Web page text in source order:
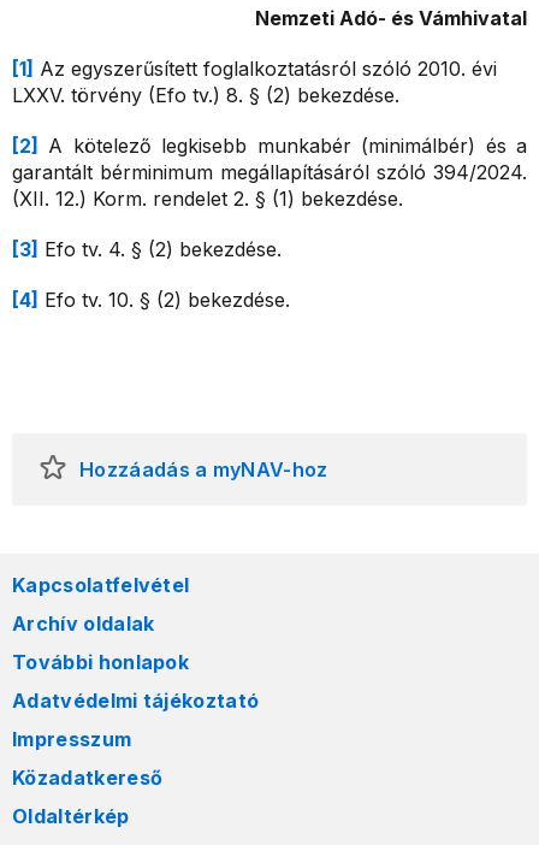
Nemzeti Adó- és Vámhivatal
[1] Az egyszerűsített foglalkoztatásról szóló 2010. évi
LXXV. törvény (Efo tv.) 8. § (2) bekezdése.
[2]
A kötelező legkisebb munkabér (minimálbér) és a
garantált bérminimum megállapításáról szóló 394/2024.
(XII. 12.) Korm. rendelet 2. § (1) bekezdése.
[3] Efo tv. 4. § (2) bekezdése.
[4] Efo tv. 10. § (2) bekezdése.
Hozzáadás a myNAV-hoz
Kapcsolatfelvétel
Archív oldalak
További honlapok
Adatvédelmi tájékoztató
Impresszum
Közadatkereső
Oldaltérkép